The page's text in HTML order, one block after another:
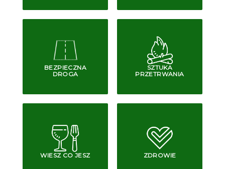
BEZPIECZNA
DROGA
SZTUKA
PRZETRWANIA
WIESZ CO JESZ ZDROWIE